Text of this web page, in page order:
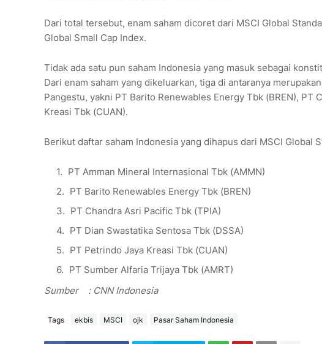
Dari total tersebut, enam saham dicoret dari MSCI Global
Global Small Cap Index.
Tidak ada satu pun saham Indonesia yang masuk sebagai
Dari enam saham yang dikeluarkan, tiga di antaranya
Pangestu, yakni PT Barito Renewables Energy Tbk (BREN), PT
Kreasi Tbk (CUAN).
Berikut daftar saham Indonesia yang dihapus dari MSCI Global
PT Amman Mineral Internasional Tbk (AMMN)
PT Barito Renewables Energy Tbk (BREN)
PT Chandra Asri Pacific Tbk (TPIA)
PT Dian Swastatika Sentosa Tbk (DSSA)
PT Petrindo Jaya Kreasi Tbk (CUAN)
PT Sumber Alfaria Trijaya Tbk (AMRT)
Sumber: CNN Indonesia
Tags ekbis MSCI ojk Pasar Saham Indonesia